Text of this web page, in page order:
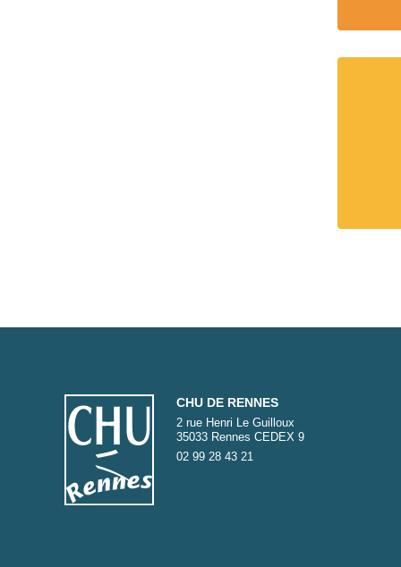
CHU DE RENNES
2 rue Henri Le Guilloux
35033 Rennes CEDEX 9
02 99 28 43 21